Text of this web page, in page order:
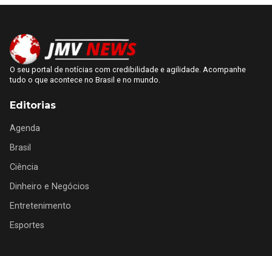
O seu portal de notícias com credibilidade e agilidade. Acompanhe
tudo o que acontece no Brasil e no mundo.
Editorias
Agenda
Brasil
Ciência
Dinheiro e Negócios
Entretenimento
Esportes